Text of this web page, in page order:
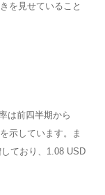
を見せていること
は前四半期から
示しています。ま
ており、1.08 USD